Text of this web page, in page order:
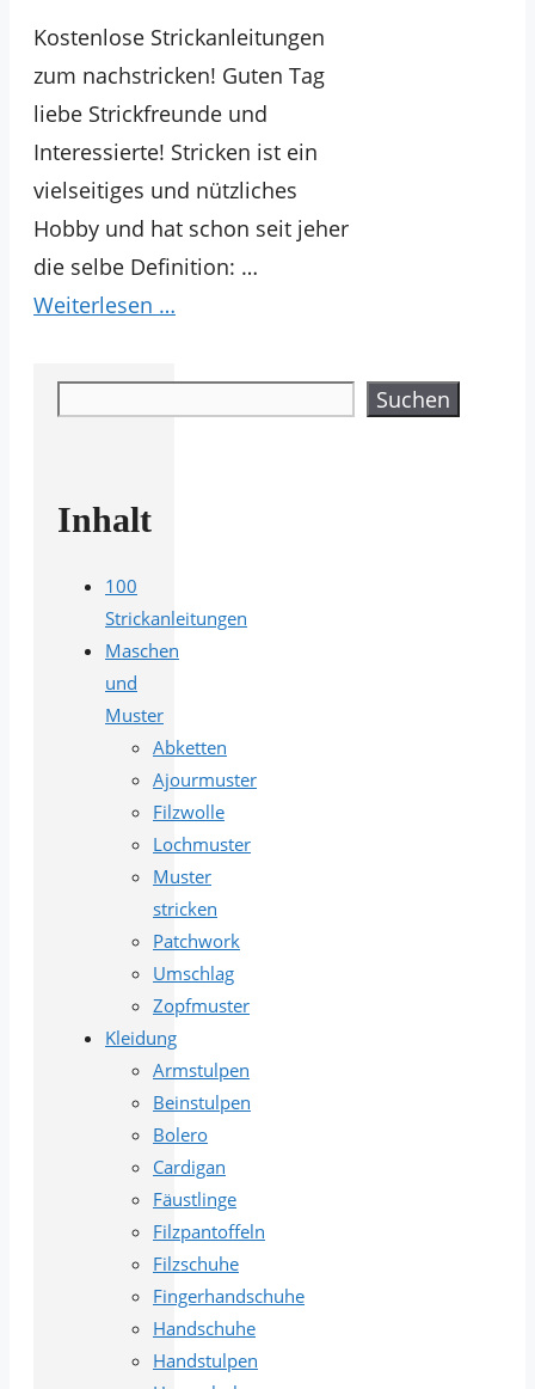
Kostenlose Strickanleitungen
zum nachstricken! Guten Tag
liebe Strickfreunde und
Interessierte! Stricken ist ein
vielseitiges und nützliches
Hobby und hat schon seit jeher
die selbe Definition: …
Weiterlesen …
Suchen
Inhalt
100
Strickanleitungen
Maschen
und
Muster
Abketten
Ajourmuster
Filzwolle
Lochmuster
Muster
stricken
Patchwork
Umschlag
Zopfmuster
Kleidung
Armstulpen
Beinstulpen
Bolero
Cardigan
Fäustlinge
Filzpantoffeln
Filzschuhe
Fingerhandschuhe
Handschuhe
Handstulpen